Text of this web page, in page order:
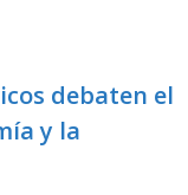
debaten el
y la